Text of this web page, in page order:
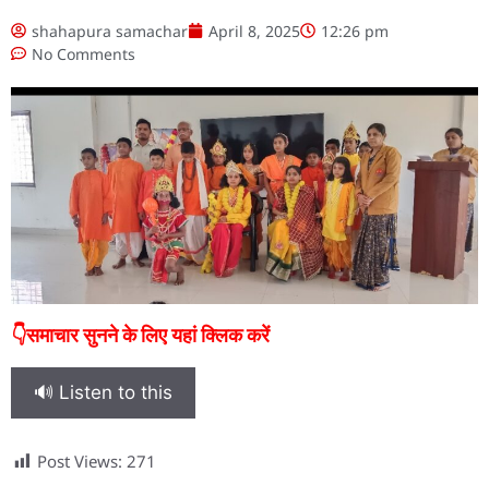
shahapura samachar April 8, 2025
12:26 pm
No Comments
👇समाचार सुनने के लिए यहां क्लिक करें
🔊 Listen to this
Post Views: 271